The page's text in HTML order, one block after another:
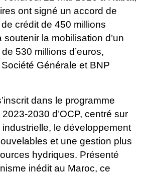
ont signé un accord de
crédit de 450 millions
soutenir la mobilisation d’un
530 millions d’euros,
Générale et BNP
dans le programme
2030 d’OCP, centré sur
le développement
et une gestion plus
hydriques. Présenté
inédit au Maroc, ce